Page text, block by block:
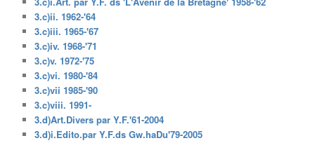
3.c)ii. 1962-'64
3.c)iii. 1965-'67
3.c)iv. 1968-'71
3.c)v. 1972-'75
3.c)vi. 1980-'84
3.c)vii 1985-'90
3.c)viii. 1991-
3.d)Art.Divers par Y.F.'61-2004
3.d)i.Edito.par Y.F.ds Gw.haDu'79-2005